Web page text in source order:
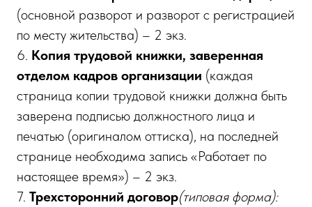
(основной разворот и разворот с регистрацией
по месту жительства) – 2 экз.
6. Копия трудовой книжки, заверенная
отделом кадров организации (каждая
страница копии трудовой книжки должна быть
заверена подписью должностного лица и
печатью (оригиналом оттиска), на последней
странице необходима запись «Работает по
настоящее время») – 2 экз.
7.Трехсторонний договор(типовая форма):